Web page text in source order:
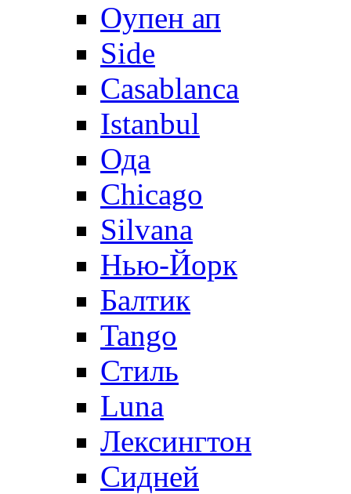
Оупен ап
Side
Casablanca
Istanbul
Ода
Chicago
Silvana
Нью-Йорк
Балтик
Tango
Стиль
Luna
Лексингтон
Сидней